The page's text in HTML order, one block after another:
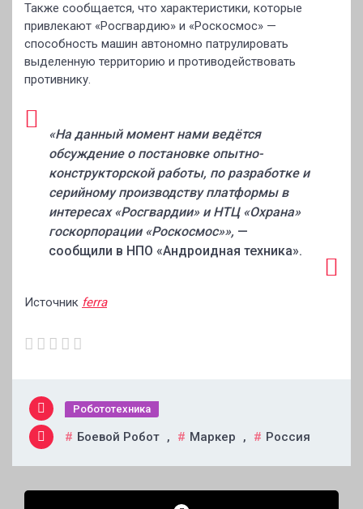
Также сообщается, что характеристики, которые
привлекают «Росгвардию» и «Роскосмос» —
способность машин автономно патрулировать
выделенную территорию и противодействовать
противнику.
«На данный момент нами ведётся
обсуждение о постановке опытно-
конструкторской работы, по разработке и
серийному производству платформы в
интересах «Росгвардии» и НТЦ «Охрана»
госкорпорации «Роскосмос»», —
сообщили в НПО «Андроидная техника».
Источник ferra
Робототехника
Боевой Робот , Маркер , Россия
Навигация